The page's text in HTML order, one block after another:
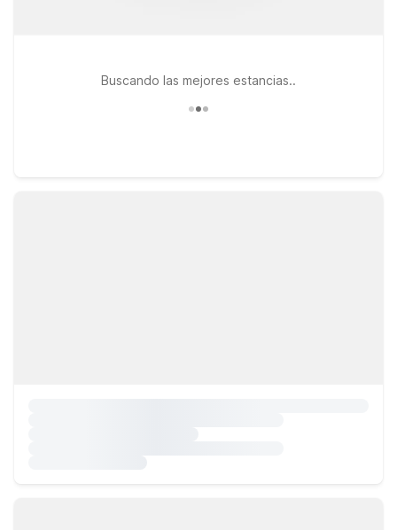
Buscando las mejores estancias..